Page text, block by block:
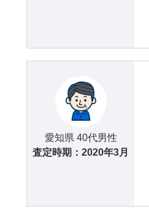
愛知県 40代男性
査定時期： 2020年3月